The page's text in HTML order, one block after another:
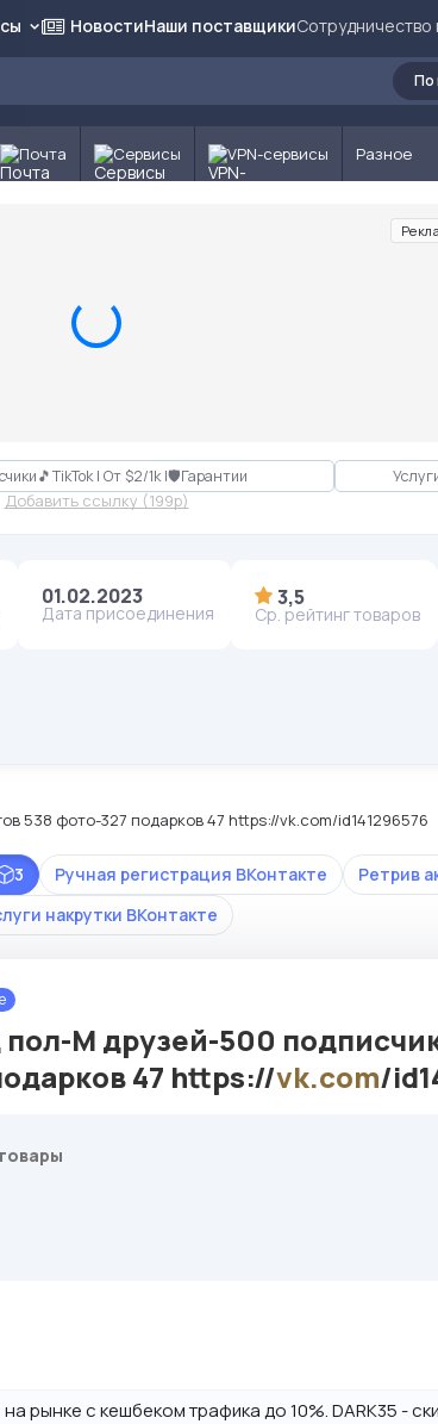
НовостиНаши поставщикиСотрудничество
По
Почта Сервисы VPN-сервисы Разное
| От $2/1k |🛡Гарантии
Добавить ссылку (199p)
01.02.2023
Дата присоединения
3,5
Ср. рейтинг товаров
538 фото-327 подарков 47 https://vk.com/id141296576
3 Ручная регистрация ВКонтакте Ретрив
накрутки ВКонтакте
пол-М друзей-500
47 https://vk.com/
рынке с кешбеком трафика до 10%. DARK35 -